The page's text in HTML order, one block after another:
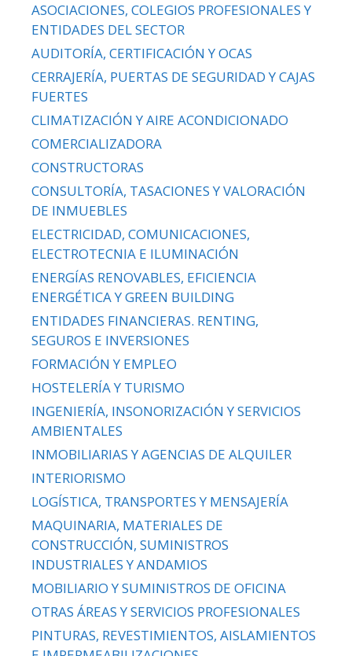
ASOCIACIONES, COLEGIOS PROFESIONALES Y
ENTIDADES DEL SECTOR
AUDITORÍA, CERTIFICACIÓN Y OCAS
CERRAJERÍA, PUERTAS DE SEGURIDAD Y CAJAS
FUERTES
CLIMATIZACIÓN Y AIRE ACONDICIONADO
COMERCIALIZADORA
CONSTRUCTORAS
CONSULTORÍA, TASACIONES Y VALORACIÓN
DE INMUEBLES
ELECTRICIDAD, COMUNICACIONES,
ELECTROTECNIA E ILUMINACIÓN
ENERGÍAS RENOVABLES, EFICIENCIA
ENERGÉTICA Y GREEN BUILDING
ENTIDADES FINANCIERAS. RENTING,
SEGUROS E INVERSIONES
FORMACIÓN Y EMPLEO
HOSTELERÍA Y TURISMO
INGENIERÍA, INSONORIZACIÓN Y SERVICIOS
AMBIENTALES
INMOBILIARIAS Y AGENCIAS DE ALQUILER
INTERIORISMO
LOGÍSTICA, TRANSPORTES Y MENSAJERÍA
MAQUINARIA, MATERIALES DE
CONSTRUCCIÓN, SUMINISTROS
INDUSTRIALES Y ANDAMIOS
MOBILIARIO Y SUMINISTROS DE OFICINA
OTRAS ÁREAS Y SERVICIOS PROFESIONALES
PINTURAS, REVESTIMIENTOS, AISLAMIENTOS